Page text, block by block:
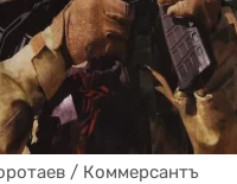
/ Коммерсантъ